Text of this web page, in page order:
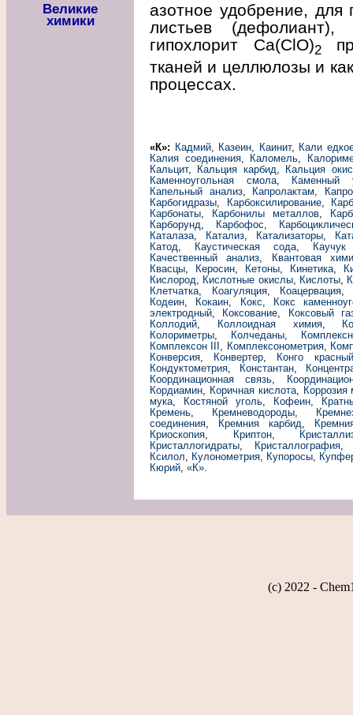
Великие
химики
азотное удобрение, для
листьев (дефолиант),
гипохлорит Са(ClO)2
тканей и целлюлозы и
процессах.
«К»: Кадмий, Казеин, Каинит, Кали
Калия соединения, Каломель,
Кальцит, Кальция карбид,
Кальция
Каменноугольная смола,
Каменный
Капельный анализ, Капролактам,
Карбогидразы, Карбоксилирование,
Карбонаты, Карбонилы металлов,
Карборунд, Карбофос,
Каталаза, Катализ, Катализаторы,
Катод, Каустическая сода,
Качественный анализ,
Квантовая
Квасцы, Керосин, Кетоны, Кинетика,
Кислород, Кислотные окислы, Кислоты,
Клетчатка, Коагуляция, Коацервация
Кодеин, Кокаин, Кокс,
Кокс
электродный, Коксование,
Коксовый
Коллодий, Коллоидная химия,
Колориметры, Колчеданы,
Комплексон III , Комплексонометрия,
Конверсия, Конвертер,
Конго красный
Кондуктометрия, Константан,
Координационная связь,
Кордиамин, Коричная кислота, Коррозия
мука, Костяной уголь, Кофеин,
Кремень, Кремневодороды,
соединения, Кремния карбид,
Криоскопия, Криптон,
Кристаллогидраты, Кристаллография
Ксилол, Кулонометрия, Купоросы,
Кюрий, «К».
(c) 2022 -